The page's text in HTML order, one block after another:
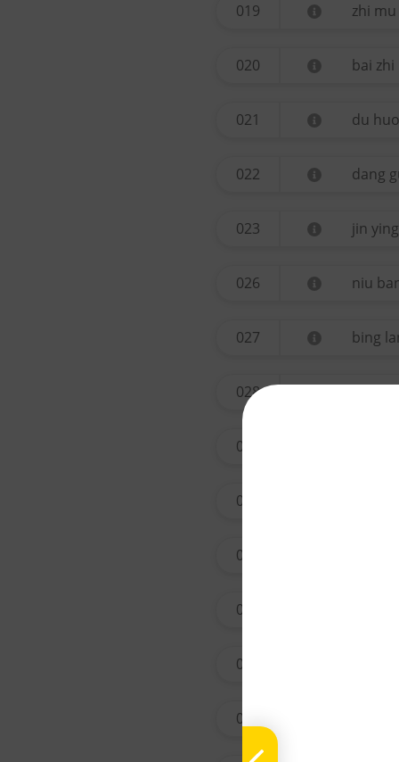
019 zhi mu
020 bai zhi
021 du huo
022 dang
023 jin
026 niu
027 bing
028
029
031
033
034
037
038